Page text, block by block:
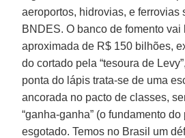
aeroportos, hidrovias, e ferrovias
BNDES. O banco de fomento
aproximada de R$ 150 bilhões,
do cortado pela “tesoura de
ponta do lápis trata-se de uma
ancorada no pacto de classes,
“ganha-ganha” (o fundamento
esgotado. Temos no Brasil um